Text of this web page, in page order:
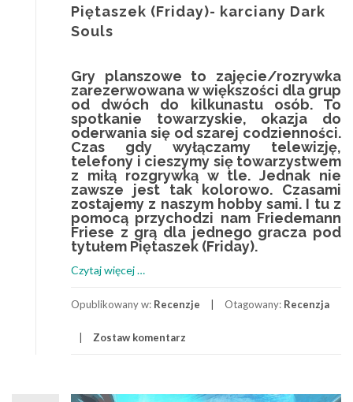
Piętaszek (Friday)- karciany Dark
Souls
Gry planszowe to zajęcie/rozrywka
zarezerwowana w większości dla grup
od dwóch do kilkunastu osób. To
spotkanie towarzyskie, okazja do
oderwania się od szarej codzienności.
Czas gdy wyłączamy telewizję,
telefony i cieszymy się towarzystwem
z miłą rozgrywką w tle. Jednak nie
zawsze jest tak kolorowo. Czasami
zostajemy z naszym hobby sami. I tu z
pomocą przychodzi nam Friedemann
Friese z grą dla jednego gracza pod
tytułem Piętaszek (Friday).
Czytaj więcej
(Friday)-
Dark
…
Opublikowany w: Recenzje Otagowany: Recenzja
Zostaw komentarz